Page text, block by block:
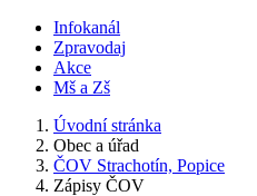
Infokanál
Zpravodaj
Akce
Mš a Zš
Úvodní stránka
Obec a úřad
ČOV Strachotín, Popice
Zápisy ČOV